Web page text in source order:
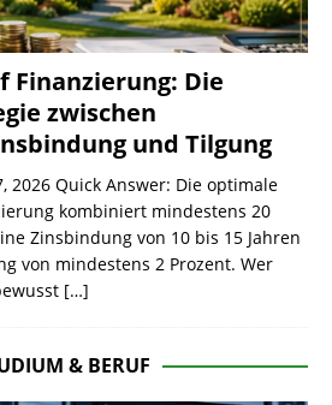
Die
zwischen
und Tilgung
2026 Quick Answer: Die optimale
kombiniert mindestens 20
Zinsbindung von 10 bis 15 Jahren
von mindestens 2 Prozent. Wer
[…]
& BERUF